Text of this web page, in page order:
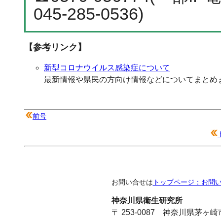
045-285-0536)
【参考リンク】
新型コロナウイルス感染症について
最新情報や県民の方向け情報などについてまとめ
前号
お問い合せは トップページ：お問
神奈川県衛生研究所
〒 253-0087 神奈川県茅ヶ崎